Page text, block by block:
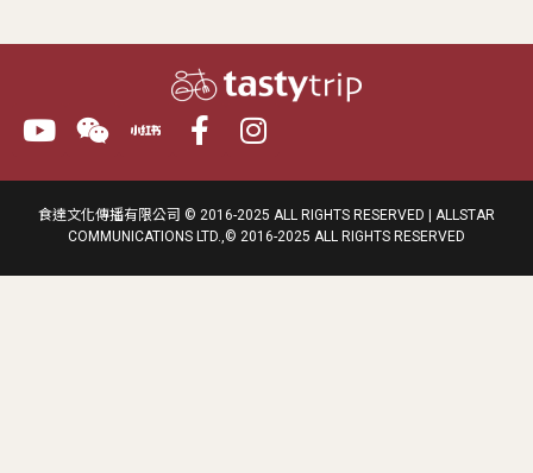
食達文化傳播有限公司 © 2016-2025 ALL RIGHTS RESERVED | ALLSTAR
COMMUNICATIONS LTD.,© 2016-2025 ALL RIGHTS RESERVED